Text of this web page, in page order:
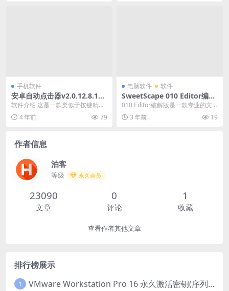
手机软件
安卓自动点击器v2.0.12.8.1绿
化版
软件介绍 这是一款类似于按键精灵
的软件，帮你自动点击屏幕，无需R
OOT权限。可以...
4 年前 79
电脑软件 软件
SweetScape 010 Editor编辑
器13.0.2 破解版
010 Editor破解版是一款专业的文
本编辑器和十六进制编辑器,010Edi
t... 3 年前 19
作者信息
泊客
等级 永久会员
23090
文章
0
评论
1
收藏
查看作者其他文章
排行榜展示
1 VMware Workstation Pro 16 永久激活密钥(序列号)